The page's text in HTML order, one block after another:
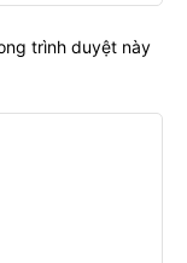
trình duyệt này